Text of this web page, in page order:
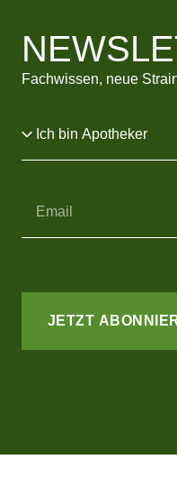
Fachwissen, neue
JETZT